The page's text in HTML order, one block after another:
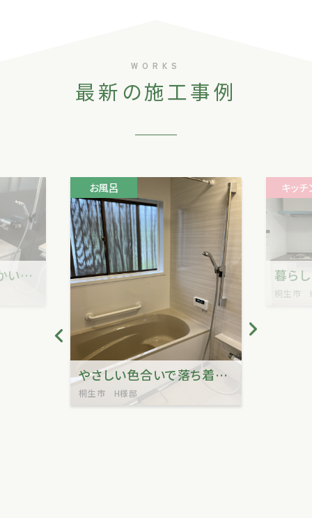
WORKS
最新の施工事例
内窓でさらにあたたかい浴室リフォーム
お風呂
やさしい色合いで落ち着いたバスルームに
桐生市 H様邸
キッチ
桐生市